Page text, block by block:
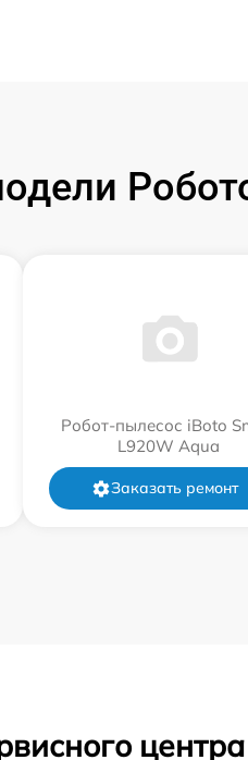
Робот-пылесос iBoto
L920W Aqua
Заказать ремонт